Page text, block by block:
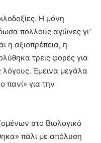
Η μόνη
πολλούς αγώνες γι’
η αξιοπρέπεια, η
τρεις φορές για
λόγους. Έμεινα μεγάλα
πανί» για την
στο Βιολογικό
πάλι με απόλυση